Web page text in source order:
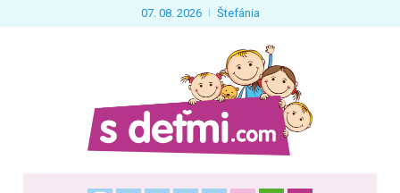
07. 08. 2026 Štefánia